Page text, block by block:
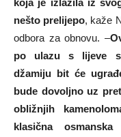
koja je izlazila iz
nešto prelijepo, kaže
odbora za obnovu. –
po ulazu s lijeve
džamiju bit će
bude dovoljno uz
obližnjih
klasična